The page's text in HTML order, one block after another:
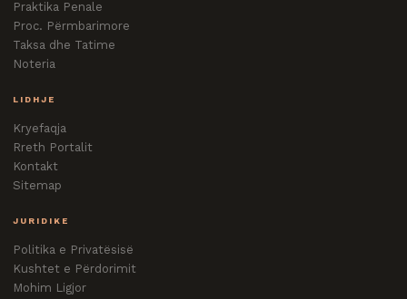
Praktika Penale
Proc. Përmbarimore
Taksa dhe Tatime
Noteria
LIDHJE
Kryefaqja
Rreth Portalit
Kontakt
Sitemap
JURIDIKE
Politika e Privatësisë
Kushtet e Përdorimit
Mohim Ligjor